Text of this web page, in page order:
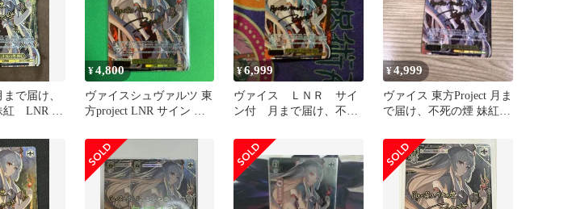
で届け、
LNR サ
¥4,800
ヴァイスシュヴァルツ 東
方project LNR サイン 月
¥6,999
ヴァイス ＬＮＲ サイ
ン付 月まで届け、不死
¥4,999
ヴァイス 東方Project 月ま
で届け、不死の煙 妹紅